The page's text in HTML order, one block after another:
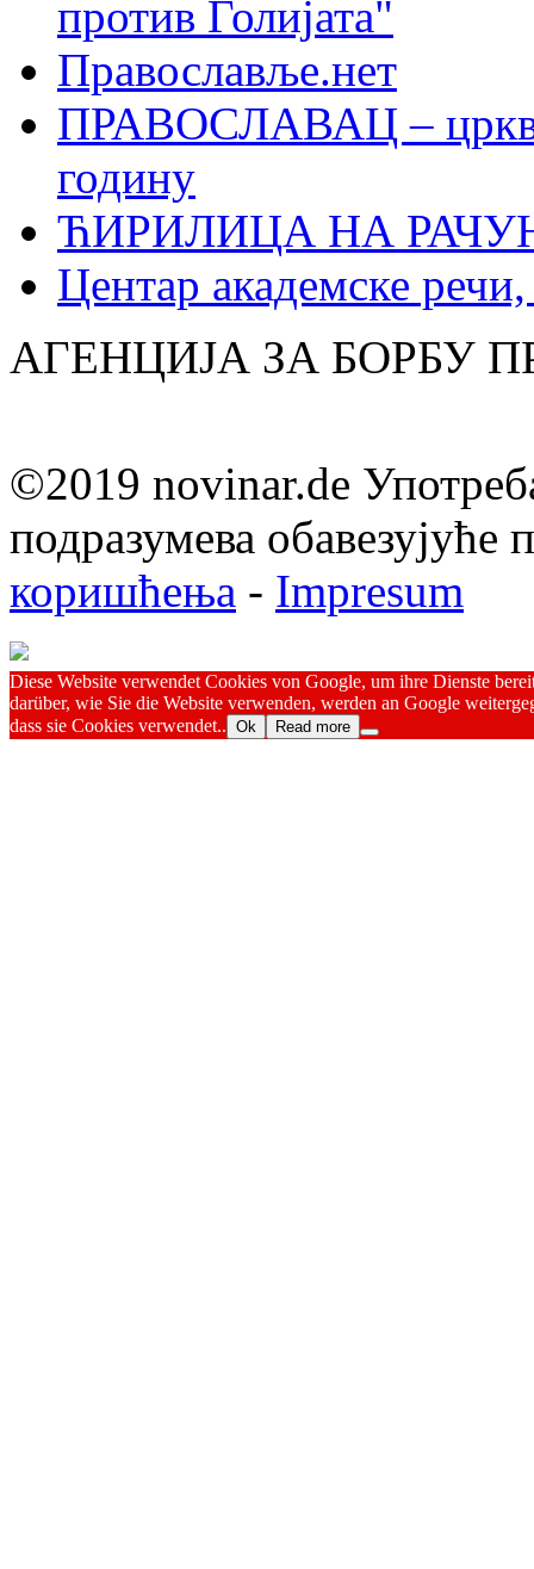
против Голијата"
Православље.нет
ПРАВОСЛАВАЦ –
годину
ЋИРИЛИЦА НА
Центар академске
АГЕНЦИЈА ЗА БОРБУ
©2019 novinar.de
подразумева обавезујуће
коришћења - Impresum
Diese Website verwendet Cookies von Google, um ihre Dienste
darüber, wie Sie die Website verwenden, werden an Google
dass sie Cookies verwendet.. Ok Read more